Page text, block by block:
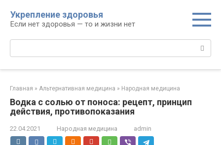
контенту
Укрепление здоровья
Если нет здоровья — то и жизни нет
Поиск:
Главная » Альтернативная медицина » Народная медицина
Водка с солью от поноса: рецепт, принцип
действия, противопоказания
22.04.2021 Народная медицина admin